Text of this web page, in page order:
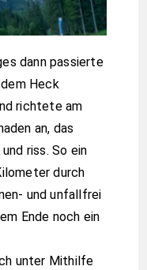
dann passierte
Heck
richtete am
an, das
riss. So ein
durch
und unfallfrei
Ende noch ein
unter Mithilfe